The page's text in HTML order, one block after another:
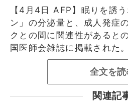
【4月4日 AFP】眠りを誘
ン」の分泌量と、成人発症
クとの間に関連性があると
国医師会雑誌に掲載された。
全文を読
関連記